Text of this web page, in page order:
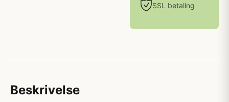
SSL betaling
Beskrivelse